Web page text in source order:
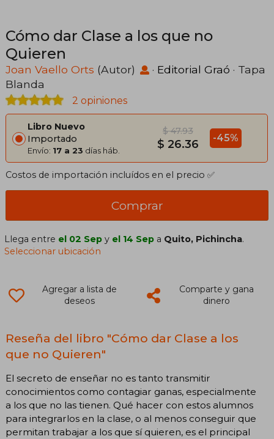
Cómo dar Clase a los que no
Quieren
Joan Vaello Orts (Autor) · Editorial Graó · Tapa
Blanda
2 opiniones
Libro Nuevo
Importado
Envío: 17 a 23 días háb.
$ 47.93
$ 26.36 -45%
Costos de importación incluídos en el precio ✅
Comprar
Llega entre el 02 Sep y el 14 Sep a Quito, Pichincha.
Seleccionar ubicación
Agregar a lista de
deseos
Comparte y gana
dinero
Reseña del libro "Cómo dar Clase a los
que no Quieren"
El secreto de enseñar no es tanto transmitir
conocimientos como contagiar ganas, especialmente
a los que no las tienen. Qué hacer con estos alumnos
para integrarlos en la clase, o al menos conseguir que
permitan trabajar a los que sí quieren, es el principal